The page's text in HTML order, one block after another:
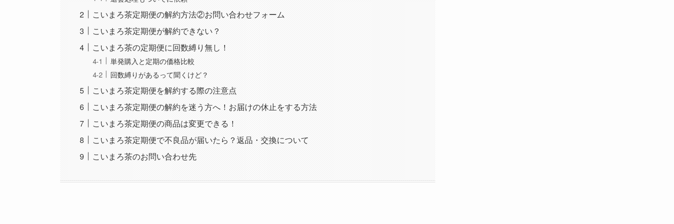
こいまろ茶定期便の解約方法②お問い合わせフォーム
こいまろ茶定期便が解約できない？
こいまろ茶の定期便に回数縛り無し！
単発購入と定期の価格比較
回数縛りがあるって聞くけど？
こいまろ茶定期便を解約する際の注意点
こいまろ茶定期便の解約を迷う方へ！お届けの休止をする方法
こいまろ茶定期便の商品は変更できる！
こいまろ茶定期便で不良品が届いたら？返品・交換について
こいまろ茶のお問い合わせ先